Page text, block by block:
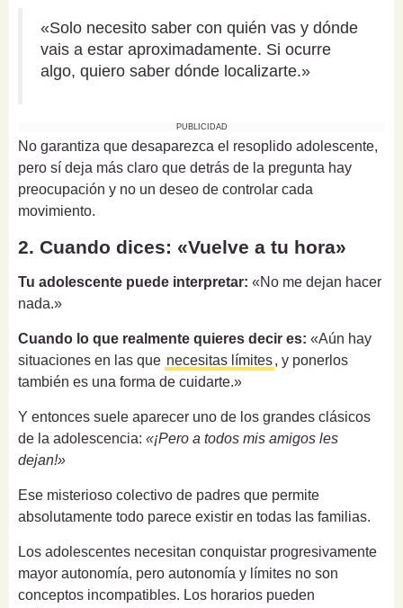
«Solo necesito saber con quién vas y dónde
vais a estar aproximadamente. Si ocurre
algo, quiero saber dónde localizarte.»
PUBLICIDAD
No garantiza que desaparezca el resoplido adolescente,
pero sí deja más claro que detrás de la pregunta hay
preocupación y no un deseo de controlar cada
movimiento.
2. Cuando dices: «Vuelve a tu hora»
Tu adolescente puede interpretar: «No me dejan hacer
nada.»
Cuando lo que realmente quieres decir es: «Aún hay
situaciones en las que necesitas límites, y ponerlos
también es una forma de cuidarte.»
Y entonces suele aparecer uno de los grandes clásicos
de la adolescencia: «¡Pero a todos mis amigos les
dejan!»
Ese misterioso colectivo de padres que permite
absolutamente todo parece existir en todas las familias.
Los adolescentes necesitan conquistar progresivamente
mayor autonomía, pero autonomía y límites no son
conceptos incompatibles. Los horarios pueden